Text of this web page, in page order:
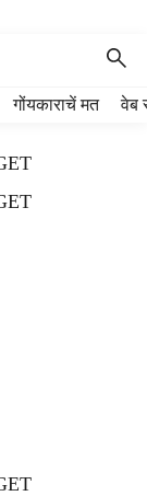
गोंयकाराचें मत वेब